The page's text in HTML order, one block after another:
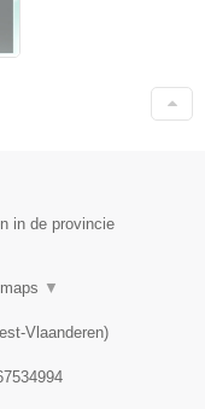
in de provincie
▼
Vlaanderen)